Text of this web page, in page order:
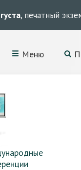
, печатный
Меню